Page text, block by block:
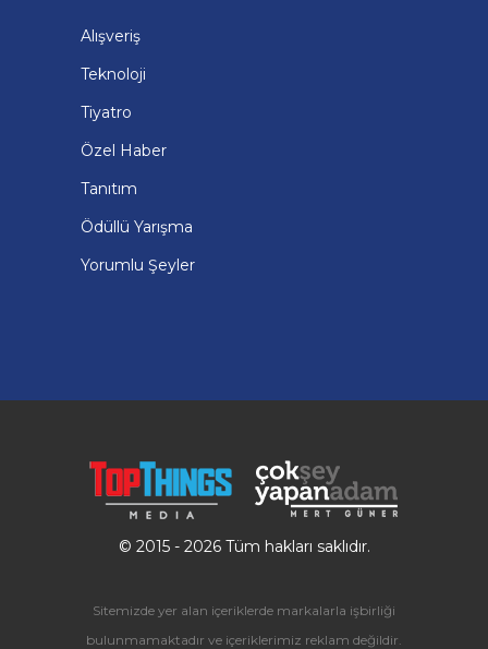
Alışveriş
Teknoloji
Tiyatro
Özel Haber
Tanıtım
Ödüllü Yarışma
Yorumlu Şeyler
© 2015 - 2026 Tüm hakları saklıdır.
Sitemizde yer alan içeriklerde markalarla işbirliği
bulunmamaktadır ve içeriklerimiz reklam değildir.